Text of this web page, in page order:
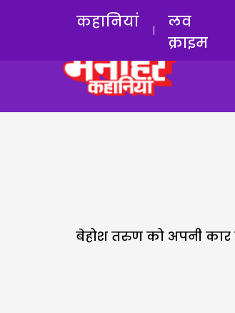
कहानियां
लव
क्राइम
बेहोश तरुण को अपनी कार